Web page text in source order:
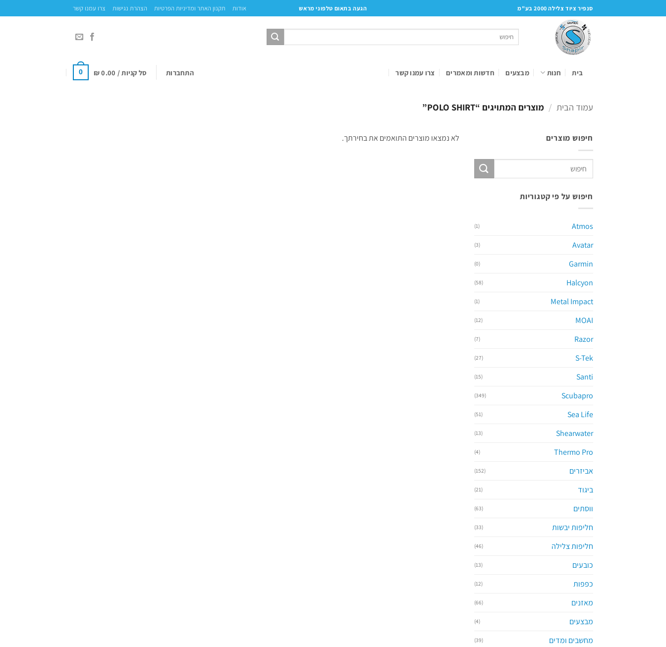
to
סנפיר ציוד צלילה 2000 בע"מ הגעה בתאום טלפוני מראש אודות תקנון האתר ומדיניות הפרטיות הצהרת נגישות צרו עמנו קשר
בית חנות מבצעים חדשות ומאמרים צרו עמנו קשר התחברות סל קניות / ₪0.00
0
עמוד הבית / מוצרים המתויגים “POLO SHIRT”
חיפוש מוצרים
עבור:
חיפוש על פי קטגוריות
Atmos
(1)
Avatar
(3)
Garmin
(0)
Halcyon
(58)
Metal Impact
(1)
MOAI
(12)
Razor
(7)
S-Tek
(27)
Santi
(15)
Scubapro
(349)
Sea Life
(51)
Shearwater
(13)
Thermo Pro
(4)
אביזרים (152)
ביגוד (21)
ווסתים (63)
חליפות יבשות (33)
חליפות צלילה (46)
כובעים (13)
כפפות (12)
מאזנים (66)
מבצעים (4)
מחשבים ומדים (39)
לא נמצאו מוצרים התואמים את בחירתך.